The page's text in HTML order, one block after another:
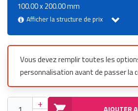
100.00 x 200.00 mm
Afficher la structure de prix
Vous devez remplir toutes les
personnalisation avant de passer la
+